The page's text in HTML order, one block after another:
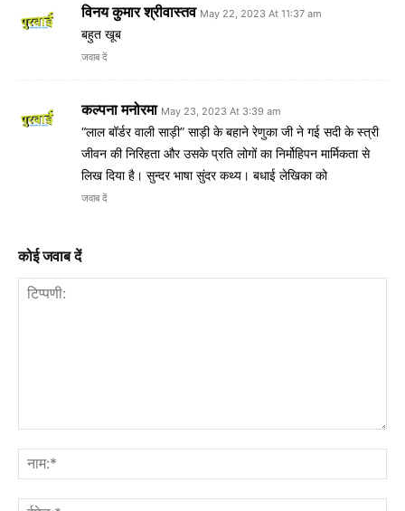
विनय कुमार श्रीवास्तव May 22, 2023 At 11:37 am
बहुत खूब
जवाब दें
कल्पना मनोरमा May 23, 2023 At 3:39 am
“लाल बॉर्डर वाली साड़ी” साड़ी के बहाने रेणुका जी ने गई सदी के स्त्री
जीवन की निरिहता और उसके प्रति लोगों का निर्मोहिपन मार्मिकता से
लिख दिया है। सुन्दर भाषा सुंदर कथ्य। बधाई लेखिका को
जवाब दें
कोई जवाब दें